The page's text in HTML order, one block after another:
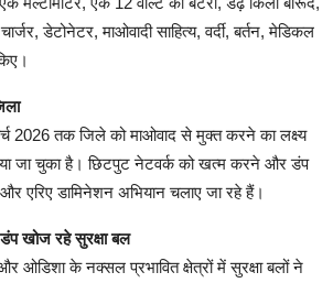
डेटोनेटर, माओवादी साहित्य, वर्दी, बर्तन, मेडिकल
2026 तक जिले को माओवाद से मुक्त करने का लक्ष्य
जा चुका है। छिटपुट नेटवर्क को खत्म करने और डंप
एरिए डामिनेशन अभियान चलाए जा रहे हैं।
खोज रहे सुरक्षा बल
ओडिशा के नक्सल प्रभावित क्षेत्रों में सुरक्षा बलों ने